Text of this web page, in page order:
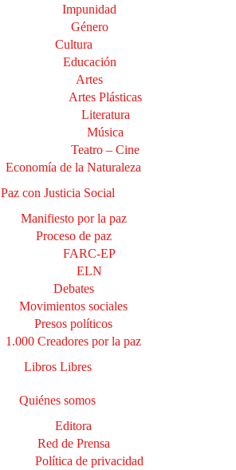
Impunidad
Género
Cultura
Educación
Artes
Artes Plásticas
Literatura
Música
Teatro – Cine
Economía de la Naturaleza
Paz con Justicia Social
Manifiesto por la paz
Proceso de paz
FARC-EP
ELN
Debates
Movimientos sociales
Presos políticos
1.000 Creadores por la paz
Libros Libres
Quiénes somos
Editora
Red de Prensa
Política de privacidad